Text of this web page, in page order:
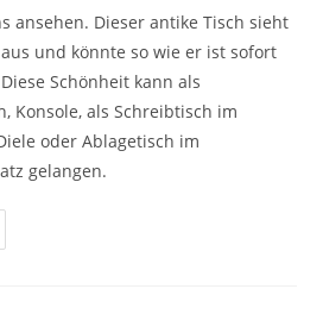
ansehen. Dieser antike Tisch sieht
und könnte so wie er ist sofort
Schönheit kann als
Konsole, als Schreibtisch im
oder Ablagetisch im
gelangen.